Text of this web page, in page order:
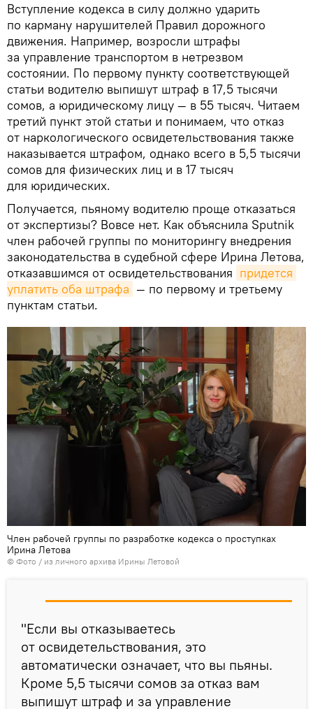
Вступление кодекса в силу должно ударить
по карману нарушителей Правил дорожного
движения. Например, возросли штрафы
за управление транспортом в нетрезвом
состоянии. По первому пункту соответствующей
статьи водителю выпишут штраф в 17,5 тысячи
сомов, а юридическому лицу — в 55 тысяч. Читаем
третий пункт этой статьи и понимаем, что отказ
от наркологического освидетельствования также
наказывается штрафом, однако всего в 5,5 тысячи
сомов для физических лиц и в 17 тысяч
для юридических.
Получается, пьяному водителю проще отказаться
от экспертизы? Вовсе нет. Как объяснила Sputnik
член рабочей группы по мониторингу внедрения
законодательства в судебной сфере Ирина Летова,
отказавшимся от освидетельствования придется
уплатить оба штрафа — по первому и третьему
пунктам статьи.
Член рабочей группы по разработке кодекса о проступках
Ирина Летова
© Фото / из личного архива Ирины Летовой
"Если вы отказываетесь
от освидетельствования, это
автоматически означает, что вы пьяны.
Кроме 5,5 тысячи сомов за отказ вам
выпишут штраф и за управление